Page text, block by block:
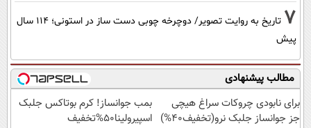
7
تاریخ به روایت تصویر/ دوچرخه چوبی دست ساز در استونی؛ 114 سال
پیش
مطالب پیشنهادی
برای نابودی چروکات سراغ هیچی
جز جوانساز جلبک نرو(تخفیف40%)
بمب جوانساز! کرم بوتاکس جلبک
اسپیرولینا50%تخفیف